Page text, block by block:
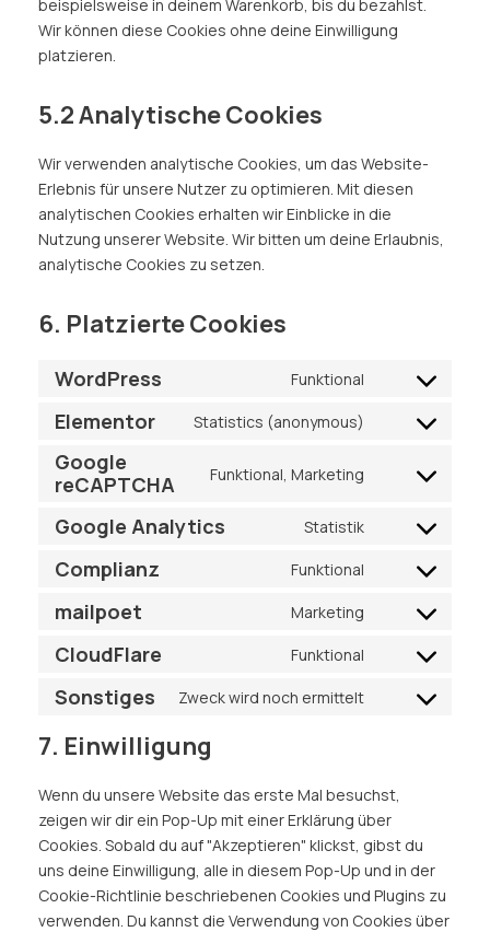
beispielsweise in deinem Warenkorb, bis du bezahlst.
Wir können diese Cookies ohne deine Einwilligung
platzieren.
5.2 Analytische Cookies
Wir verwenden analytische Cookies, um das Website-
Erlebnis für unsere Nutzer zu optimieren. Mit diesen
analytischen Cookies erhalten wir Einblicke in die
Nutzung unserer Website. Wir bitten um deine Erlaubnis,
analytische Cookies zu setzen.
6. Platzierte Cookies
WordPress Funktional
Elementor Statistics (anonymous)
Google
reCAPTCHA
Funktional, Marketing
Google Analytics Statistik
Complianz Funktional
mailpoet Marketing
CloudFlare Funktional
Sonstiges Zweck wird noch ermittelt
7. Einwilligung
Wenn du unsere Website das erste Mal besuchst,
zeigen wir dir ein Pop-Up mit einer Erklärung über
Cookies. Sobald du auf "Akzeptieren" klickst, gibst du
uns deine Einwilligung, alle in diesem Pop-Up und in der
Cookie-Richtlinie beschriebenen Cookies und Plugins zu
verwenden. Du kannst die Verwendung von Cookies über